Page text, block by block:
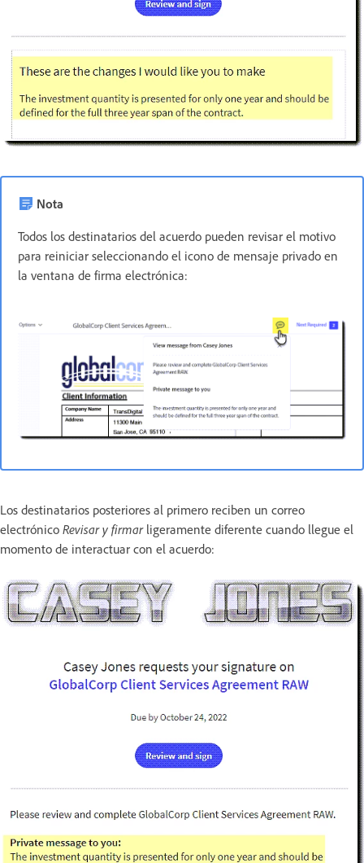
Nota
Todos los destinatarios del acuerdo pueden revisar el motivo
para reiniciar seleccionando el icono de mensaje privado en
la ventana de firma electrónica:
Los destinatarios posteriores al primero reciben un correo
electrónico Revisar y firmarligeramente diferente cuando llegue el
momento de interactuar con el acuerdo: